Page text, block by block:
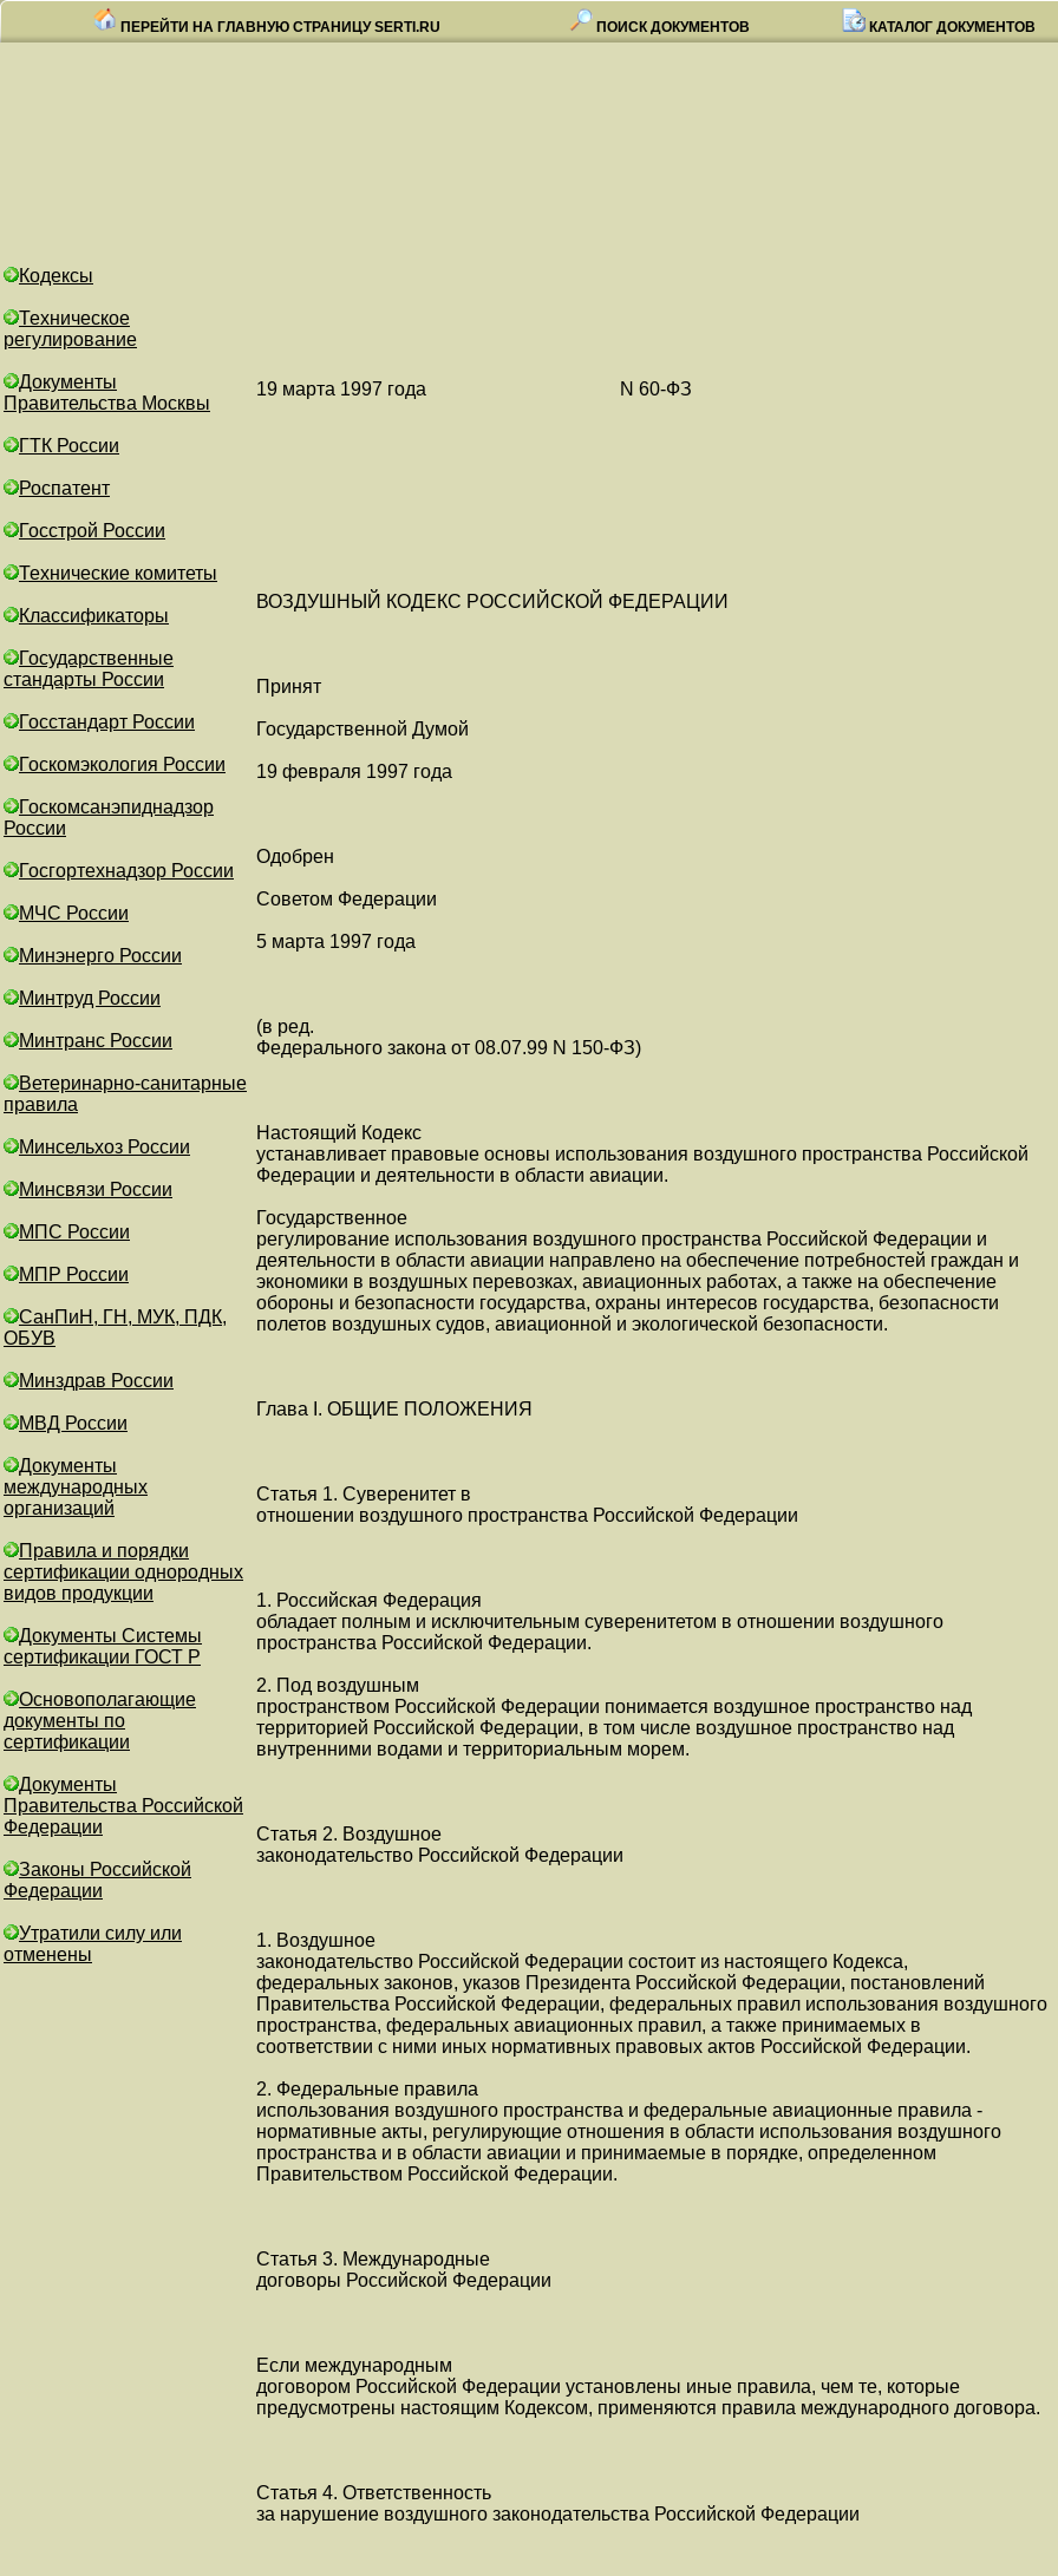
ПЕРЕЙТИ НА ГЛАВНУЮ СТРАНИЦУ SERTI.RU ПОИСК ДОКУМЕНТОВ КАТАЛОГ ДОКУМЕНТОВ
Кодексы
Техническое
регулирование
Документы
Правительства Москвы
ГТК России
Роспатент
Госстрой России
Технические комитеты
Классификаторы
Государственные
стандарты России
Госстандарт России
Госкомэкология России
Госкомсанэпиднадзор
России
Госгортехнадзор России
МЧС России
Минэнерго России
Минтруд России
Минтранс России
Ветеринарно-санитарные
правила
Минсельхоз России
Минсвязи России
МПС России
МПР России
СанПиН, ГН, МУК, ПДК,
ОБУВ
Минздрав России
МВД России
Документы
международных
организаций
Правила и порядки
сертификации однородных
видов продукции
Документы Системы
сертификации ГОСТ Р
Основополагающие
документы по
сертификации
Документы
Правительства Российской
Федерации
Законы Российской
Федерации
Утратили силу или
отменены
19 марта 1997 года N 60-ФЗ
ВОЗДУШНЫЙ КОДЕКС РОССИЙСКОЙ ФЕДЕРАЦИИ
Принят
Государственной Думой
19 февраля 1997 года
Одобрен
Советом Федерации
5 марта 1997 года
(в ред.
Федерального закона от 08.07.99 N 150-ФЗ)
Настоящий Кодекс
устанавливает правовые основы использования воздушного пространства Российской
Федерации и деятельности в области авиации.
Государственное
регулирование использования воздушного пространства Российской Федерации и
деятельности в области авиации направлено на обеспечение потребностей граждан и
экономики в воздушных перевозках, авиационных работах, а также на обеспечение
обороны и безопасности государства, охраны интересов государства, безопасности
полетов воздушных судов, авиационной и экологической безопасности.
Глава I. ОБЩИЕ ПОЛОЖЕНИЯ
Статья 1. Суверенитет в
отношении воздушного пространства Российской Федерации
1. Российская Федерация
обладает полным и исключительным суверенитетом в отношении воздушного
пространства Российской Федерации.
2. Под воздушным
пространством Российской Федерации понимается воздушное пространство над
территорией Российской Федерации, в том числе воздушное пространство над
внутренними водами и территориальным морем.
Статья 2. Воздушное
законодательство Российской Федерации
1. Воздушное
законодательство Российской Федерации состоит из настоящего Кодекса,
федеральных законов, указов Президента Российской Федерации, постановлений
Правительства Российской Федерации, федеральных правил использования воздушного
пространства, федеральных авиационных правил, а также принимаемых в
соответствии с ними иных нормативных правовых актов Российской Федерации.
2. Федеральные правила
использования воздушного пространства и федеральные авиационные правила -
нормативные акты, регулирующие отношения в области использования воздушного
пространства и в области авиации и принимаемые в порядке, определенном
Правительством Российской Федерации.
Статья 3. Международные
договоры Российской Федерации
Если международным
договором Российской Федерации установлены иные правила, чем те, которые
предусмотрены настоящим Кодексом, применяются правила международного договора.
Статья 4. Ответственность
за нарушение воздушного законодательства Российской Федерации